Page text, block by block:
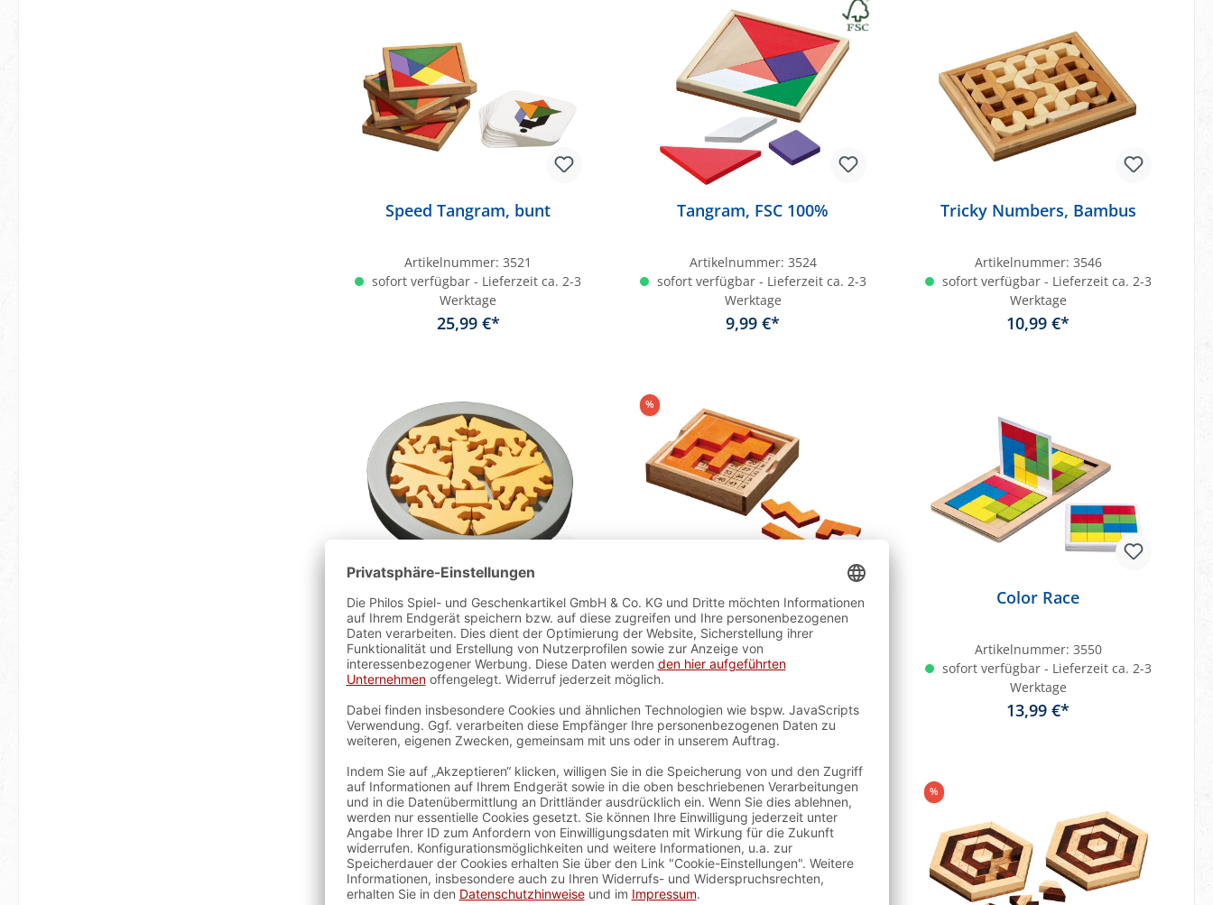
Speed Tangram, bunt
Artikelnummer:3521
sofort verfügbar - Lieferzeit ca. 2-3
Werktage
25,99 €*
Tangram, FSC 100%
Artikelnummer: 3524
sofort verfügbar - Lieferzeit ca. 2-3
Werktage
9,99 €*
Tricky Numbers, Bambus
Artikelnummer: 3546
sofort verfügbar - Lieferzeit ca. 2-3
Werktage
10,99 €*
Ich bin ein Bärliner
Artikelnummer:3548
sofort verfügbar - Lieferzeit ca. 2-3
Werktage
10,99 €*
In den Warenkorb
%
Gillux Puzzle
Artikelnummer:
sofort verfügbar - Lieferzeit ca. 2-3
18,00 €* 25,99 €*(30% gespart)
In den Warenkorb
Color Race
Artikelnummer: 3550
sofort verfügbar - Lieferzeit ca. 2-3
Werktage
13,99 €*
%